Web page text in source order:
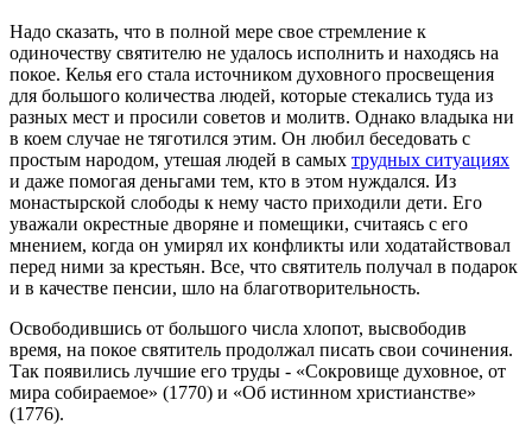
Надо сказать, что в полной мере свое стремление к
одиночеству святителю не удалось исполнить и находясь на
покое. Келья его стала источником духовного просвещения
для большого количества людей, которые стекались туда из
разных мест и просили советов и молитв. Однако владыка ни
в коем случае не тяготился этим. Он любил беседовать с
простым народом, утешая людей в самых трудных ситуациях
и даже помогая деньгами тем, кто в этом нуждался. Из
монастырской слободы к нему часто приходили дети. Его
уважали окрестные дворяне и помещики, считаясь с его
мнением, когда он умирял их конфликты или ходатайствовал
перед ними за крестьян. Все, что святитель получал в подарок
и в качестве пенсии, шло на благотворительность.
Освободившись от большого числа хлопот, высвободив
время, на покое святитель продолжал писать свои сочинения.
Так появились лучшие его труды - «Сокровище духовное, от
мира собираемое» (1770) и «Об истинном христианстве»
(1776).